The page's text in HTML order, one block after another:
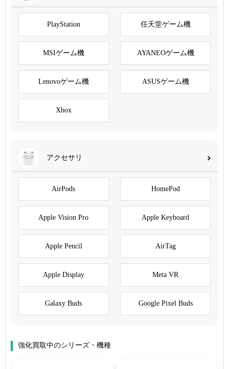
PlayStation 任天堂ゲーム機
MSIゲーム機 AYANEOゲーム機
Lenovoゲーム機 ASUSゲーム機
Xbox
アクセサリ
AirPods HomePod
Apple Vision Pro Apple Keyboard
Apple Pencil AirTag
Apple Display Meta VR
Galaxy Buds Google Pixel Buds
強化買取中のシリーズ・機種